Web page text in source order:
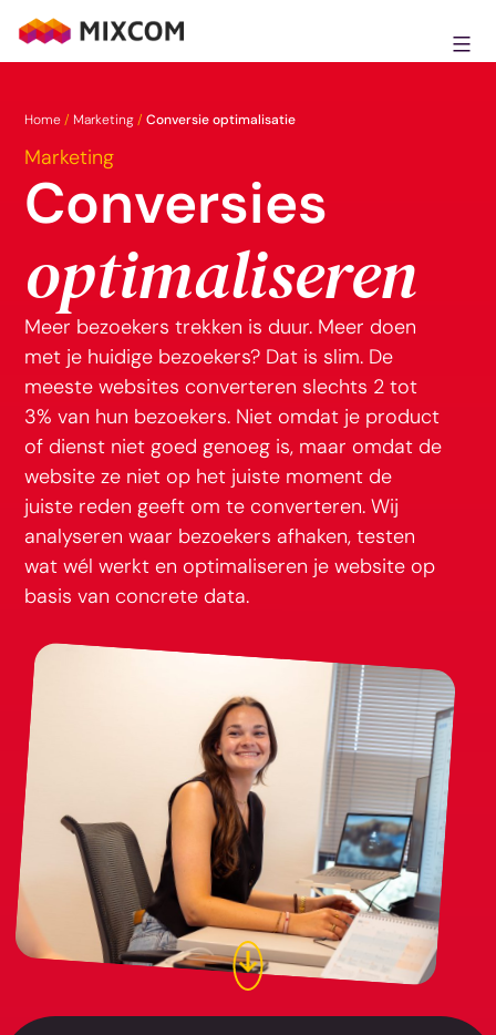
naar
MixCom
Home/ Marketing/Conversie optimalisatie
Marketing
Conversies
optimaliseren
Meer bezoekers trekken is duur. Meer doen
met je huidige bezoekers? Dat is slim. De
meeste websites converteren slechts 2 tot
3% van hun bezoekers. Niet omdat je product
of dienst niet goed genoeg is, maar omdat de
website ze niet op het juiste moment de
juiste reden geeft om te converteren. Wij
analyseren waar bezoekers afhaken, testen
wat wél werkt en optimaliseren je website op
basis van concrete data.